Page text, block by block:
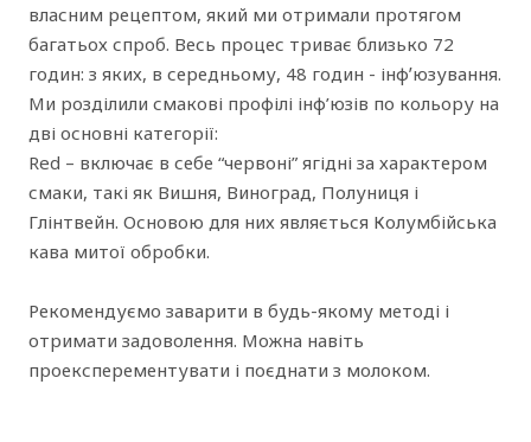
власним рецептом, який ми отримали протягом
багатьох спроб. Весь процес триває близько 72
годин: з яких, в середньому, 48 годин - інфʼюзування.
Ми розділили смакові профілі інф’юзів по кольору на
дві основні категорії:
Red – включає в себе “червоні” ягідні за характером
смаки, такі як Вишня, Виноград, Полуниця і
Глінтвейн. Основою для них являється Колумбійська
кава митої обробки.
Рекомендуємо заварити в будь-якому методі і
отримати задоволення. Можна навіть
проексперементувати і поєднати з молоком.